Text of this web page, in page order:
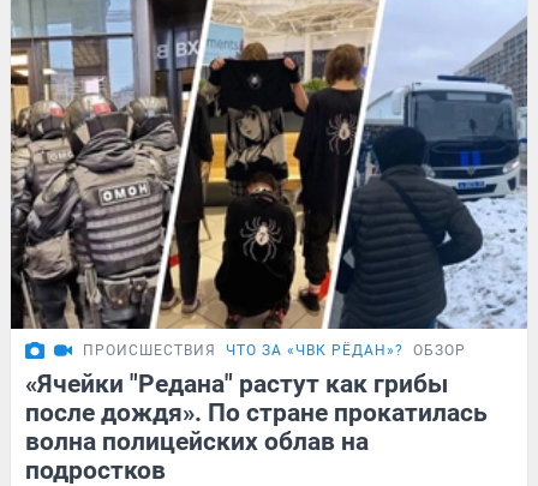
ПРОИСШЕСТВИЯ ЧТО ЗА «ЧВК РЁДАН»? ОБЗОР
«Ячейки "Редана" растут как грибы
после дождя». По стране прокатилась
волна полицейских облав на
подростков